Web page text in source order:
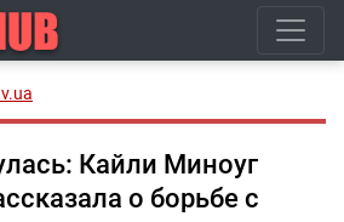
Кайли Миноуг
о борьбе с